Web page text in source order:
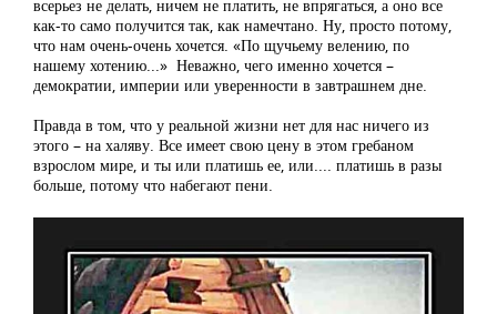
всерьез не делать, ничем не платить, не впрягаться, а оно все
как-то само получится так, как намечтано. Ну, просто потому,
что нам очень-очень хочется. «По щучьему велению, по
нашему хотению...» Неважно, чего именно хочется –
демократии, империи или уверенности в завтрашнем дне.
Правда в том, что у реальной жизни нет для нас ничего из
этого – на халяву. Все имеет свою цену в этом гребаном
взрослом мире, и ты или платишь ее, или.... платишь в разы
больше, потому что набегают пени.